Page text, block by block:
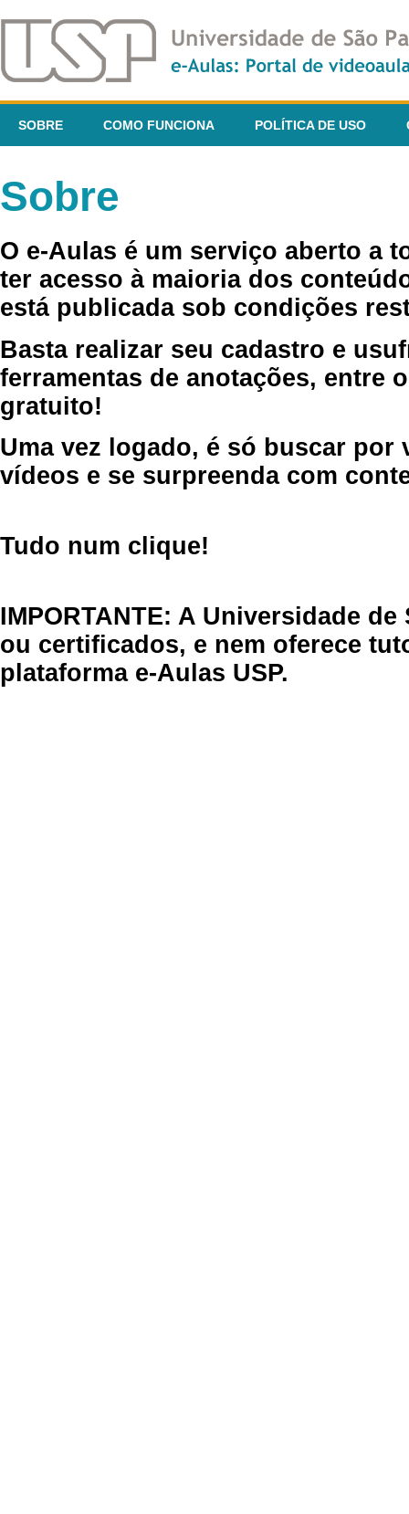
SOBRE COMO FUNCIONA POLÍTICA DE USO
Sobre
O e-Aulas é um serviço aberto a
ter acesso à maioria dos
está publicada sob condições
Basta realizar seu cadastro e
ferramentas de anotações, entre
gratuito!
Uma vez logado, é só buscar por
vídeos e se surpreenda com
Tudo num clique!
IMPORTANTE: A Universidade
ou certificados, e nem oferece
plataforma e-Aulas USP.